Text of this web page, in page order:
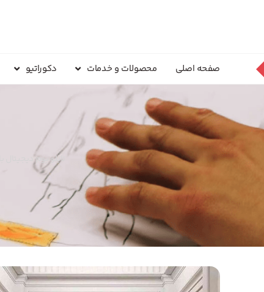
صفحه اصلی محصولات و خدمات دکوراتیو
تابلو بوم